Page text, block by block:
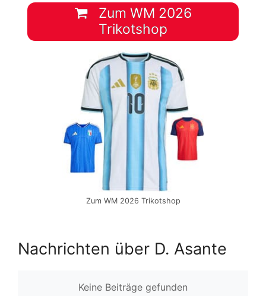
Zum WM 2026
Trikotshop
Zum WM 2026 Trikotshop
Nachrichten über D. Asante
Keine Beiträge gefunden